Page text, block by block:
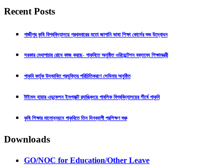
Recent Posts
গাজীপুর কৃষি বিশ্ববিদ্যালয়ে প্রথমবারের মতো জাপানি ভাষা শিক্ষা কোর্সের শুভ উদ্বোধন
সরকার মেধাপাচার রোধে কাজ করছে- গাকৃবিতে অনুষ্ঠিত ওরিয়েন্টেশন বক্তব্যে শিক্ষামন্ত্রী
গাকৃবি কর্তৃক উদ্ভাবিত প্রযুক্তির পরিচিতিকরণে সেমিনার অনুষ্ঠিত
টাইমস হায়ার এডুকেশন ইমপ্যাক্ট র‍্যাঙ্কিংয়ে পাবলিক বিশ্ববিদ্যালয়ের শীর্ষে গাকৃবি
কৃষি শিক্ষার মানোন্নয়নে গাকৃবিতে তিন দিনব্যাপী প্রশিক্ষণ শুরু
Downloads
GO/NOC for Education/Other Leave